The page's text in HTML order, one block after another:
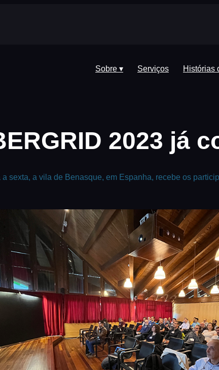
Sobre ▾ Serviços Histórias
2023 já
a sexta, a vila de Benasque, em Espanha, recebe os